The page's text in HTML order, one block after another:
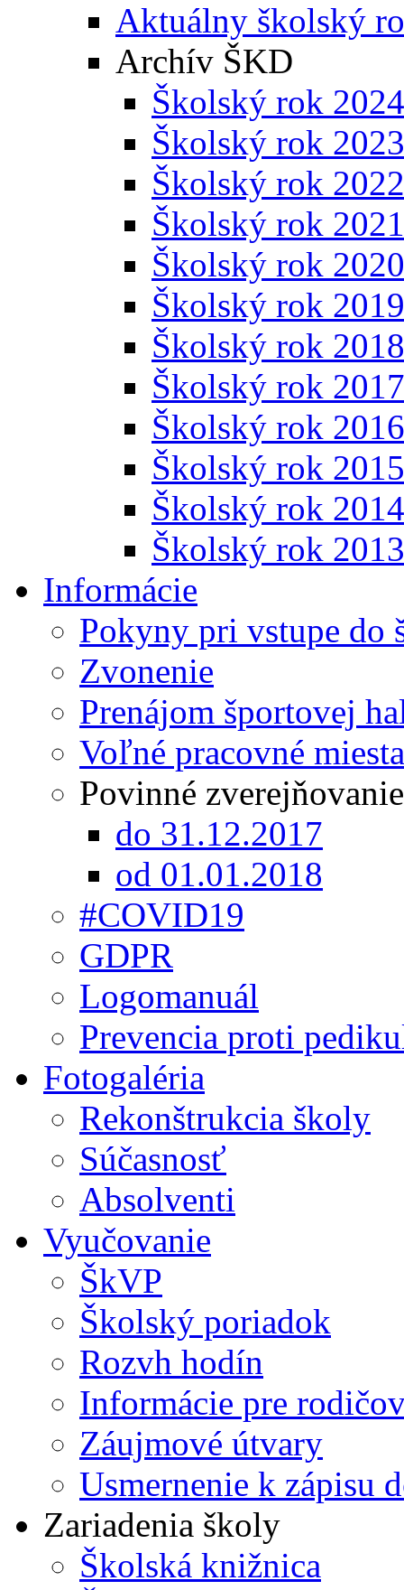
Aktuálny školský
Archív ŠKD
Školský rok
Školský rok
Školský rok
Školský rok
Školský rok
Školský rok
Školský rok
Školský rok
Školský rok
Školský rok
Školský rok
Školský rok
Informácie
Pokyny pri vstupe do
Zvonenie
Prenájom športovej
Voľné pracovné miesta
Povinné zverejňovanie
do 31.12.2017
od 01.01.2018
#COVID19
GDPR
Logomanuál
Prevencia proti
Fotogaléria
Rekonštrukcia školy
Súčasnosť
Absolventi
Vyučovanie
ŠkVP
Školský poriadok
Rozvh hodín
Informácie pre
Záujmové útvary
Usmernenie k zápisu
Zariadenia školy
Školská knižnica